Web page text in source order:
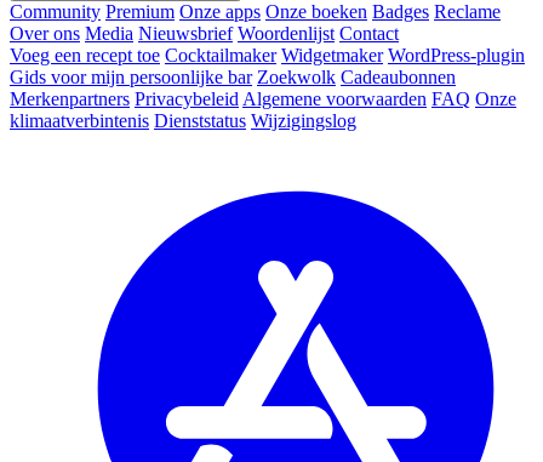
Community Premium Onze apps Onze boeken Badges Reclame
Over ons Media Nieuwsbrief Woordenlijst Contact
Voeg een recept toe Cocktailmaker Widgetmaker WordPress-plugin
Gids voor mijn persoonlijke bar Zoekwolk Cadeaubonnen
Merkenpartners Privacybeleid Algemene voorwaarden FAQ Onze
klimaatverbintenis Dienststatus Wijzigingslog